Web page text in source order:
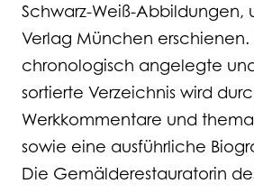
Schwarz-Weiß-Abbildungen,
Verlag München erschienen.
chronologisch angelegte
sortierte Verzeichnis wird
Werkkommentare und
sowie eine ausführliche
Die Gemälderestauratorin